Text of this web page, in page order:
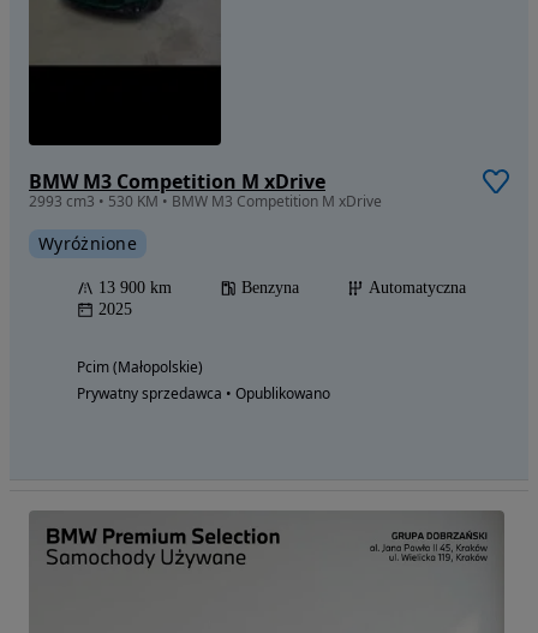
BMW M3 Competition M xDrive
2993 cm3 • 530 KM • BMW M3 Competition M xDrive
Wyróżnione
13 900 km Benzyna
Automatyczna
2025
Pcim (Małopolskie)
Prywatny sprzedawca • Opublikowano